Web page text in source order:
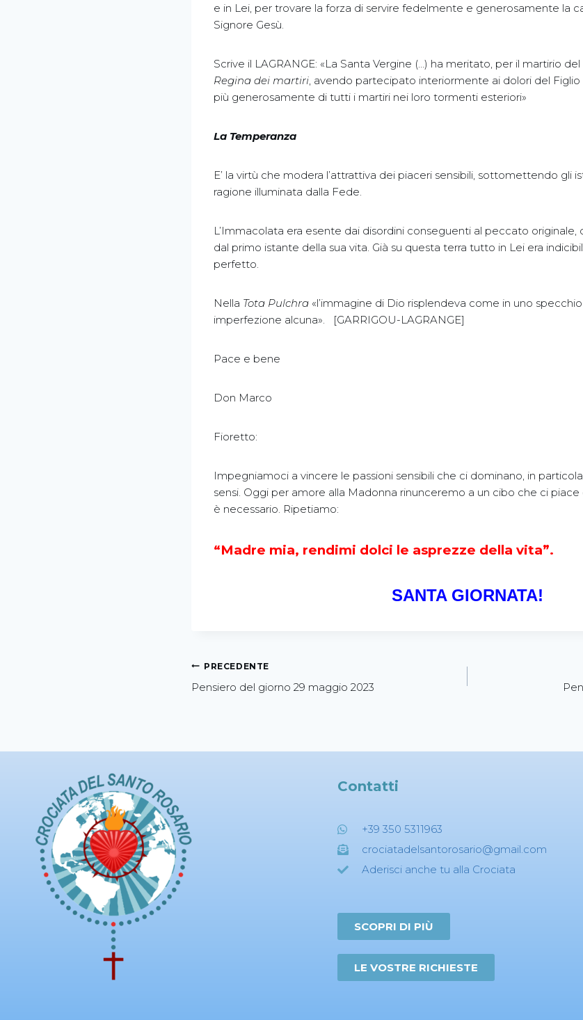
e in Lei, per trovare la forza di servire fedelmente e generosamente la
Signore Gesù.
Scrive il LAGRANGE: «La Santa Vergine (…) ha meritato, per il martirio
Regina dei martiri, avendo partecipato interiormente ai dolori del
più generosamente di tutti i martiri nei loro tormenti esteriori»
La Temperanza
E’ la virtù che modera l’attrattiva dei piaceri sensibili, sottomettendo gli
ragione illuminata dalla Fede.
L’Immacolata era esente dai disordini conseguenti al peccato originale,
dal primo istante della sua vita. Già su questa terra tutto in Lei era
perfetto.
Nella Tota Pulchra «l’immagine di Dio risplendeva come in uno
imperfezione alcuna». [GARRIGOU-LAGRANGE]
Pace e bene
Don Marco
Fioretto:
Impegniamoci a vincere le passioni sensibili che ci dominano, in
sensi. Oggi per amore alla Madonna rinunceremo a un cibo che ci
è necessario. Ripetiamo:
“Madre mia, rendimi dolci le asprezze della vita”.
SANTA GIORNATA!
PRECEDENTE
Pensiero del giorno 29 maggio 2023
Contatti
+39 350 5311963
crociatadelsantorosario@gmail.com
Aderisci anche tu alla Crociata
SCOPRI DI PIÙ
LE VOSTRE RICHIESTE